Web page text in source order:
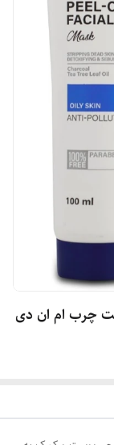
چرب ام ان دی